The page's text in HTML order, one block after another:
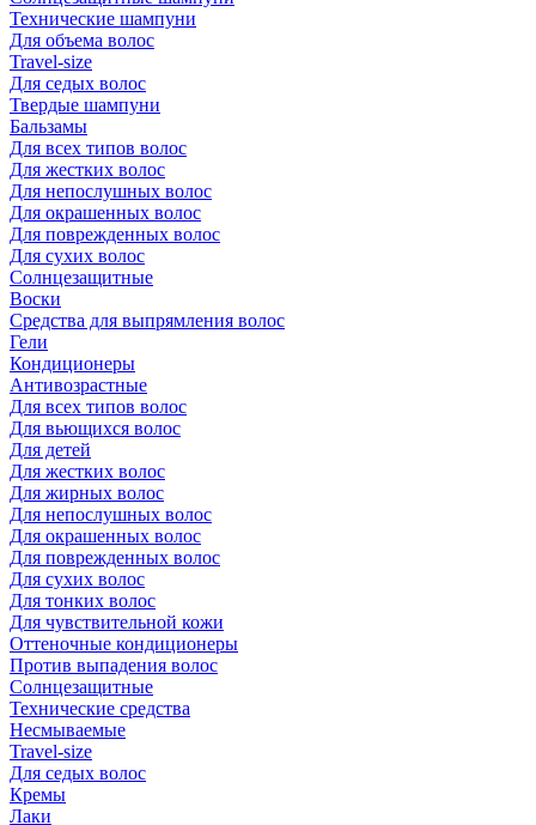
Технические шампуни
Для объема волос
Travel-size
Для седых волос
Твердые шампуни
Бальзамы
Для всех типов волос
Для жестких волос
Для непослушных волос
Для окрашенных волос
Для поврежденных волос
Для сухих волос
Солнцезащитные
Воски
Средства для выпрямления волос
Гели
Кондиционеры
Антивозрастные
Для всех типов волос
Для вьющихся волос
Для детей
Для жестких волос
Для жирных волос
Для непослушных волос
Для окрашенных волос
Для поврежденных волос
Для сухих волос
Для тонких волос
Для чувствительной кожи
Оттеночные кондиционеры
Против выпадения волос
Солнцезащитные
Технические средства
Несмываемые
Travel-size
Для седых волос
Кремы
Лаки